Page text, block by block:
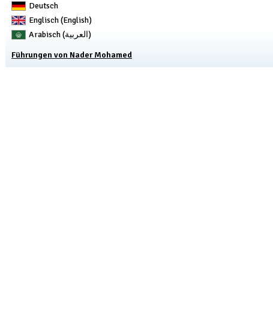
Deutsch
Englisch (English)
Arabisch (العربية)
Führungen von Nader Mohamed